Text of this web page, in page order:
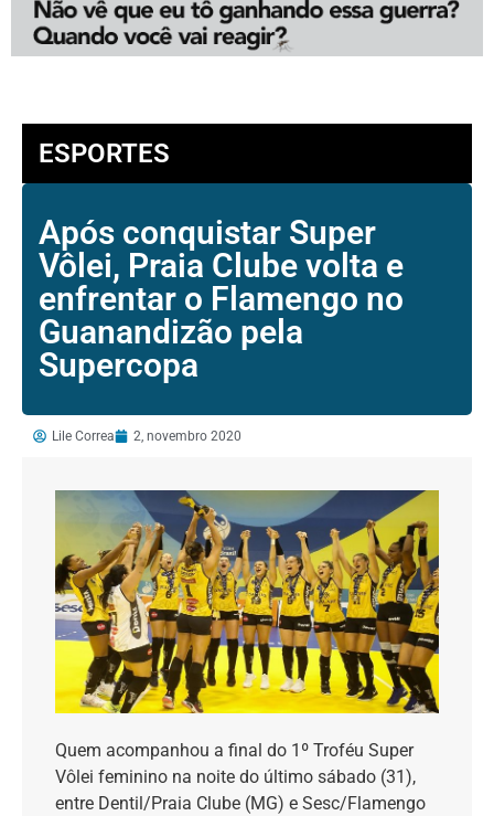
ESPORTES
Após conquistar Super
Vôlei, Praia Clube volta e
enfrentar o Flamengo no
Guanandizão pela
Supercopa
Lile Correa 2, novembro 2020
Quem acompanhou a final do 1º Troféu Super
Vôlei feminino na noite do último sábado (31),
entre Dentil/Praia Clube (MG) e Sesc/Flamengo